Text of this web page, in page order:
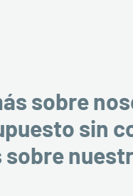
sobre
sin